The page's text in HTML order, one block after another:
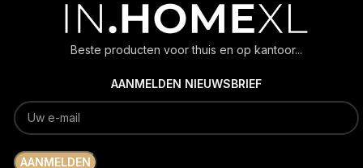
Beste producten voor thuis en op kantoor...
AANMELDEN NIEUWSBRIEF